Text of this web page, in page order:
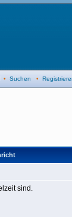
• Suchen •
sind.